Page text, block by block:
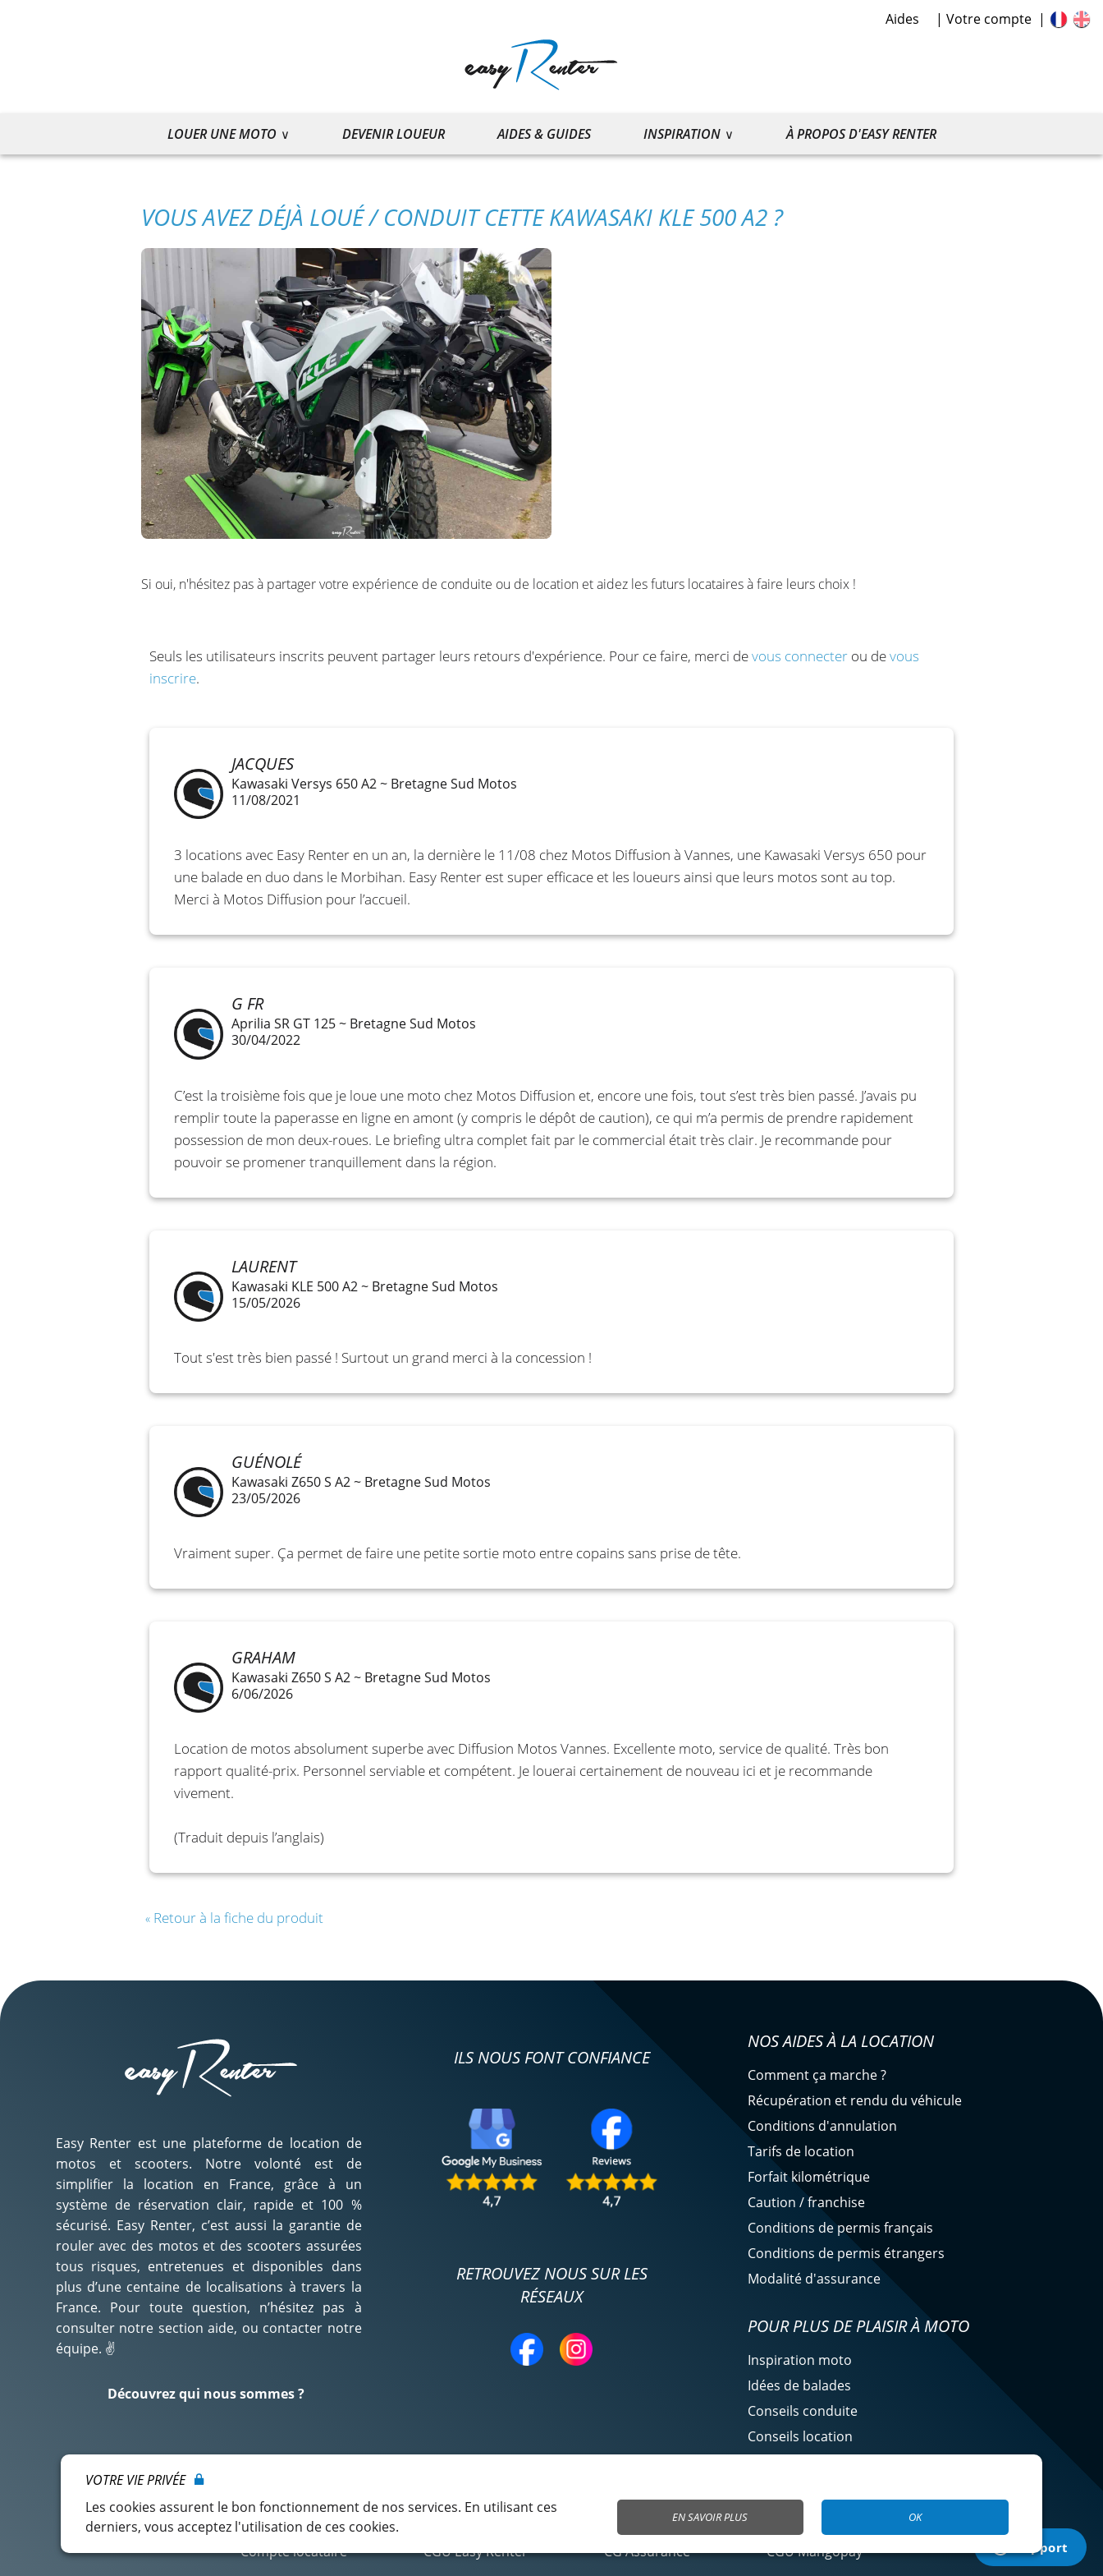
Aides Votre compte
LOUER UNE MOTO DEVENIR LOUEUR AIDES & GUIDES INSPIRATION À PROPOS D'EASY RENTER
VOUS AVEZ DÉJÀ LOUÉ / CONDUIT CETTE KAWASAKI KLE 500 A2 ?
Si oui, n'hésitez pas à partager votre expérience de conduite ou de location et aidez les futurs locataires à faire leurs choix !
GRAHAM
Kawasaki Z650 S A2 ~ Bretagne Sud Motos
6/06/2026
Location de motos absolument superbe avec Diffusion Motos Vannes. Excellente moto, service de qualité. Très bon
rapport qualité-prix. Personnel serviable et compétent. Je louerai certainement de nouveau ici et je recommande
vivement.
(Traduit depuis l’anglais)
GUÉNOLÉ
Kawasaki Z650 S A2 ~ Bretagne Sud Motos
23/05/2026
Vraiment super. Ça permet de faire une petite sortie moto entre copains sans prise de tête.
LAURENT
Kawasaki KLE 500 A2 ~ Bretagne Sud Motos
15/05/2026
Tout s'est très bien passé ! Surtout un grand merci à la concession !
G FR
Aprilia SR GT 125 ~ Bretagne Sud Motos
30/04/2022
C’est la troisième fois que je loue une moto chez Motos Diffusion et, encore une fois, tout s’est très bien passé. J’avais pu
remplir toute la paperasse en ligne en amont (y compris le dépôt de caution), ce qui m’a permis de prendre rapidement
possession de mon deux-roues. Le briefing ultra complet fait par le commercial était très clair. Je recommande pour
pouvoir se promener tranquillement dans la région.
JACQUES
Kawasaki Versys 650 A2 ~ Bretagne Sud Motos
11/08/2021
3 locations avec Easy Renter en un an, la dernière le 11/08 chez Motos Diffusion à Vannes, une Kawasaki Versys 650 pour
une balade en duo dans le Morbihan. Easy Renter est super efficace et les loueurs ainsi que leurs motos sont au top.
Merci à Motos Diffusion pour l’accueil.
Seuls les utilisateurs inscrits peuvent partager leurs retours d'expérience. Pour ce faire, merci devous connecter ou devous
inscrire.
« Retour à la fiche du produit
Easy Renter est une plateforme de location de
motos et scooters. Notre volonté est de
simplifier la location en France, grâce à un
système de réservation clair, rapide et 100 %
sécurisé. Easy Renter, c’est aussi la garantie de
rouler avec des motos et des scooters assurées
tous risques, entretenues et disponibles dans
plus d’une centaine de localisations à travers la
France. Pour toute question, n’hésitez pas à
consulter notre section aide, ou contacter notre
équipe. ✌️
Découvrez qui nous sommes ?
ILS NOUS FONT CONFIANCE
RETROUVEZ NOUS SUR LES
RÉSEAUX
NOS AIDES À LA LOCATION
Comment ça marche ?
Récupération et rendu du véhicule
Conditions d'annulation
Tarifs de location
Forfait kilométrique
Caution / franchise
Conditions de permis français
Conditions de permis étrangers
Modalité d'assurance
POUR PLUS DE PLAISIR À MOTO
Inspiration moto
Idées de balades
Conseils conduite
Conseils location
Compte locataire CGU Easy Renter CG Assurance CGU Mangopay
VOTRE VIE PRIVÉE
Les cookies assurent le bon fonctionnement de nos services. En utilisant ces
derniers, vous acceptez l'utilisation de ces cookies.
EN SAVOIR PLUS OK